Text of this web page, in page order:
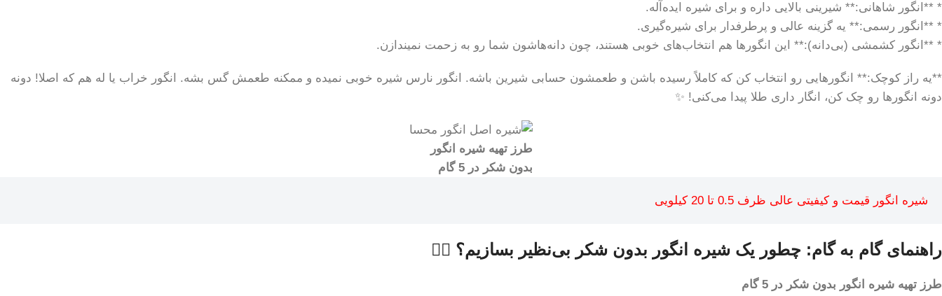
* **انگور شاهانی:** شیرینی بالایی داره و برای شیره ایده‌آله.
* **انگور رسمی:** یه گزینه عالی و پرطرفدار برای شیره‌گیری.
* **انگور کشمشی (بی‌دانه):** این انگورها هم انتخاب‌های خوبی هستند، چون دانه‌هاشون شما رو به زحمت نمیندازن.
**یه راز کوچک:** انگورهایی رو انتخاب کن که کاملاً رسیده باشن و طعمشون حسابی شیرین باشه. انگور نارس شیره خوبی نمیده و ممکنه طعمش گس بشه. انگور خراب یا له هم که اصلا! دونه
دونه انگورها رو چک کن، انگار داری طلا پیدا می‌کنی! ✨
طرز تهیه شیره انگور
بدون شکر در 5 گام
شیره انگور قیمت و کیفیتی عالی ظرف 0.5 تا 20 کیلویی
راهنمای گام به گام: چطور یک شیره انگور بدون شکر بی‌نظیر بسازیم؟ 🧙‍♀️
طرز تهیه شیره انگور بدون شکر در 5 گام